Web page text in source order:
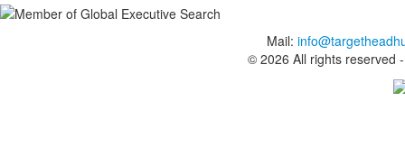
Mail:
© 2026 All rights reserved